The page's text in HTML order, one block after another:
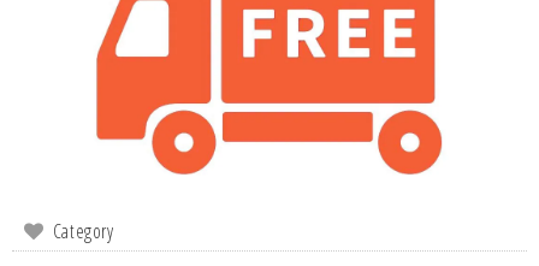
Category